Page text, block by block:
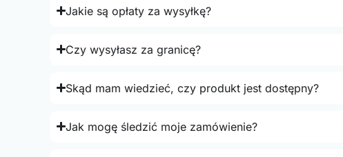
Jakie są opłaty za wysyłkę?
Czy wysyłasz za granicę?
Skąd mam wiedzieć, czy produkt jest dostępny?
Jak mogę śledzić moje zamówienie?